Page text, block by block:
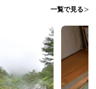
一覧で見る